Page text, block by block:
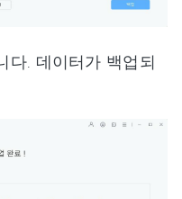
다. 데이터가 백업되